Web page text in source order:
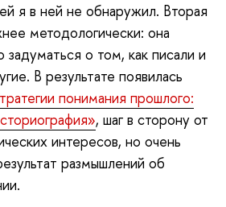
я в ней не обнаружил. Вторая
методологически: она
задуматься о том, как писали и
В результате появилась
понимания прошлого:
, шаг в сторону от
интересов, но очень
размышлений об